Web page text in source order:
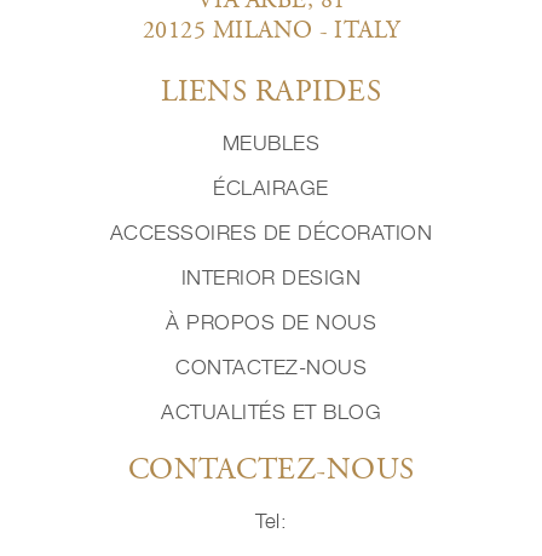
20125 MILANO - ITALY
LIENS RAPIDES
MEUBLES
ÉCLAIRAGE
ACCESSOIRES DE DÉCORATION
INTERIOR DESIGN
À PROPOS DE NOUS
CONTACTEZ-NOUS
ACTUALITÉS ET BLOG
CONTACTEZ-NOUS
Tel: